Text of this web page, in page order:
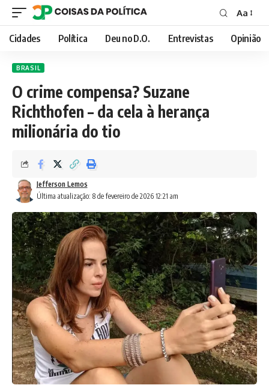
Font
Resizer
Aa
Cidades Política Deu no D.O. Entrevistas Opinião
BRASIL
O crime compensa? Suzane
Richthofen – da cela à herança
milionária do tio
Última atualização: 8 de fevereiro de 2026 12:21 am
Jefferson Lemos